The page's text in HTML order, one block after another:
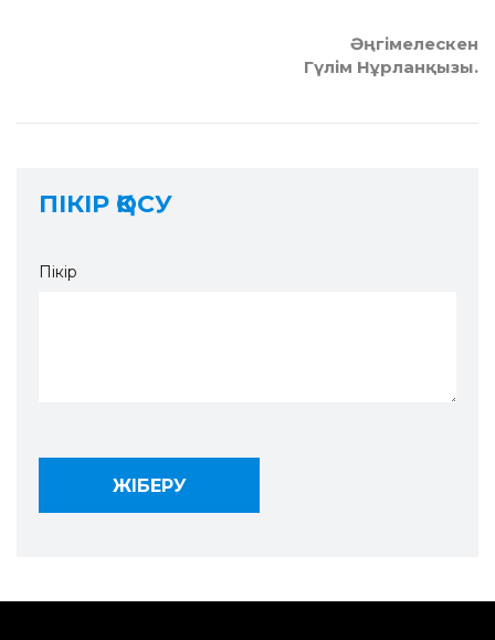
Әңгімелескен
Гүлім Нұрланқызы.
ПІКІР ҚОСУ
Пікір